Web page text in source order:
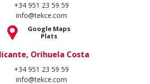
+34 951 23 59 59
info@tekce.com
Google Maps
Plats
Orihuela Costa
+34 951 23 59 59
info@tekce.com